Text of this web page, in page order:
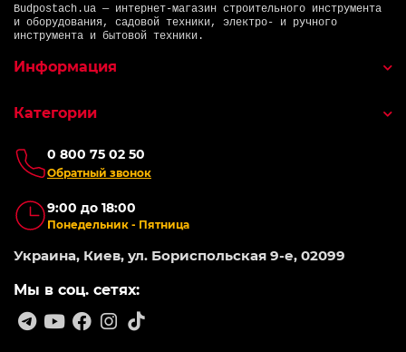
Budpostach.ua — интернет-магазин строительного инструмента
и оборудования, садовой техники, электро- и ручного
инструмента и бытовой техники.
0 800 75 02 50
Обратный звонок
9:00 до 18:00
Понедельник - Пятница
Украина, Киев, ул. Бориспольская 9-е, 02099
Мы в соц. сетях:
Информация
Категории